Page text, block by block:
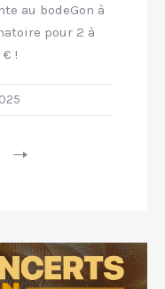
au bodeGon à
pour 2 à
!